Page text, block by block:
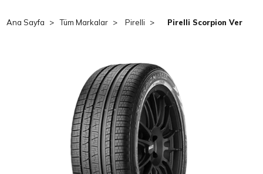
Ana Sayfa Tüm Markalar Pirelli Pirelli Scorpion Verde